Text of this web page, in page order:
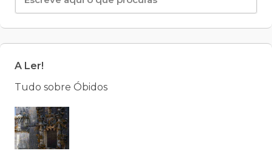
A Ler!
Tudo sobre Óbidos